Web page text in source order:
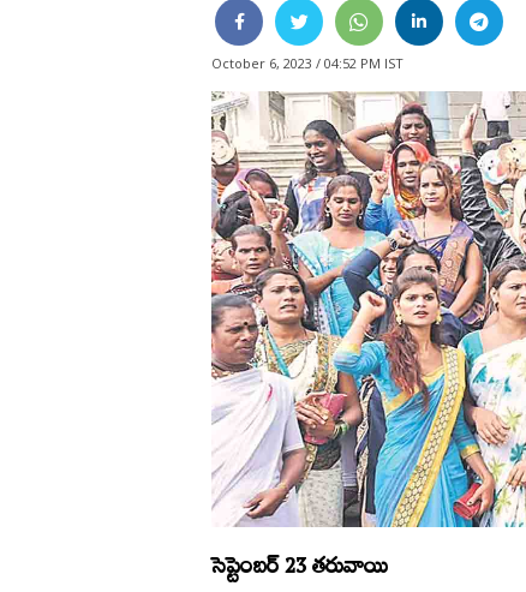
October 6, 2023 / 04:52 PM IST
సెప్టెంబర్‌ 23 తరువాయి